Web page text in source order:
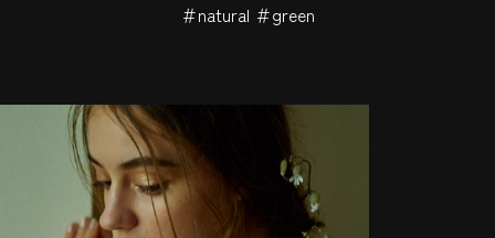
＃natural ＃green